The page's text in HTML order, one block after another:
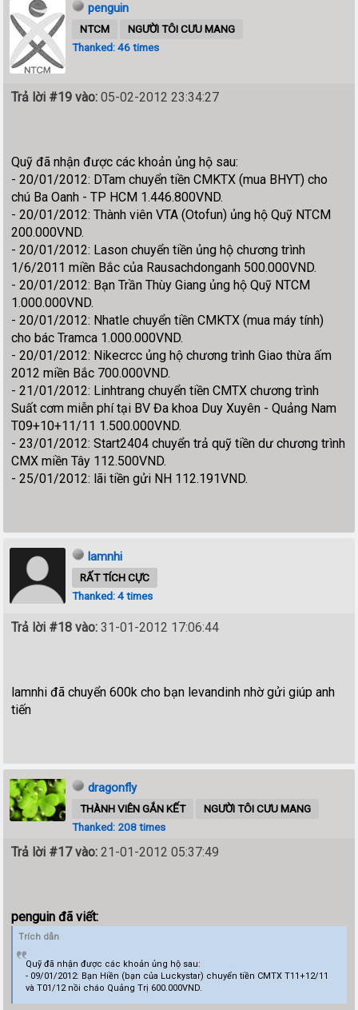
penguin
NTCM
NGƯỜI TÔI CƯU MANG
Thanked: 46 times
Trả lời #19 vào: 05-02-2012 23:34:27
Quỹ đã nhận được các khoản ủng hộ sau:
- 20/01/2012: DTam chuyển tiền CMKTX (mua BHYT) cho
chú Ba Oanh - TP HCM 1.446.800VND.
- 20/01/2012: Thành viên VTA (Otofun) ủng hộ Quỹ NTCM
200.000VND.
- 20/01/2012: Lason chuyển tiền ủng hộ chương trình
1/6/2011 miền Bắc của Rausachdonganh 500.000VND.
- 20/01/2012: Bạn Trần Thùy Giang ủng hộ Quỹ NTCM
1.000.000VND.
- 20/01/2012: Nhatle chuyển tiền CMKTX (mua máy tính)
cho bác Tramca 1.000.000VND.
- 20/01/2012: Nikecrcc ủng hộ chương trình Giao thừa ấm
2012 miền Bắc 700.000VND.
- 21/01/2012: Linhtrang chuyển tiền CMTX chương trình
Suất cơm miễn phí tại BV Đa khoa Duy Xuyên - Quảng Nam
T09+10+11/11 1.500.000VND.
- 23/01/2012: Start2404 chuyển trả quỹ tiền dư chương trình
CMX miền Tây 112.500VND.
- 25/01/2012: lãi tiền gửi NH 112.191VND.
lamnhi
RẤT TÍCH CỰC
Thanked: 4 times
Trả lời #18 vào: 31-01-2012 17:06:44
lamnhi đã chuyển 600k cho bạn levandinh nhờ gửi giúp anh
tiến
dragonfly
THÀNH VIÊN GẮN KẾT
NGƯỜI TÔI CƯU MANG
Thanked: 208 times
Trả lời #17 vào: 21-01-2012 05:37:49
penguin đã viết:
Trích dẫn
Quỹ đã nhận được các khoản ủng hộ sau:
- 09/01/2012: Bạn Hiền (bạn của Luckystar) chuyển tiền CMTX T11+12/11
và T01/12 nồi cháo Quảng Trị 600.000VND.